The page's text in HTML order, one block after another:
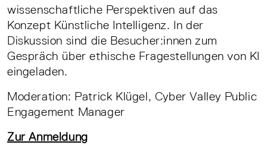
wissenschaftliche Perspektiven auf das
Konzept Künstliche Intelligenz. In der
Diskussion sind die Besucher:innen zum
Gespräch über ethische Fragestellungen von KI
eingeladen.
Moderation: Patrick Klügel, Cyber Valley Public
Engagement Manager
Zur Anmeldung